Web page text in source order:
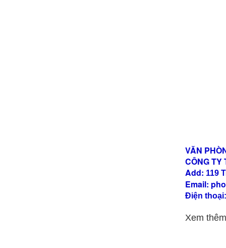
VĂN
CÔNG TY
Add: 119
Email:
Điện thoại:
Xem